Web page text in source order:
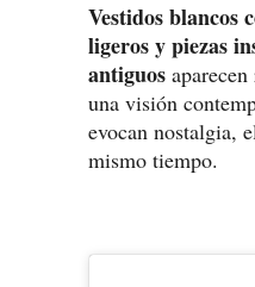
Vestidos blancos
ligeros y piezas
antiguos
una visión
evocan nostalgia,
mismo tiempo.